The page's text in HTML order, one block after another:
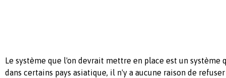
Le système que l'on devrait mettre en place est un système
dans certains pays asiatique, il n'y a aucune raison de